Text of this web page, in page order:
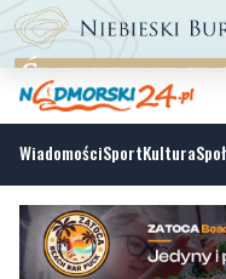
WiadomościSportKultura